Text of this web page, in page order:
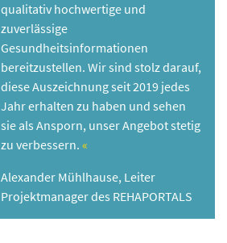
qualitativ hochwertige und
zuverlässige
Gesundheitsinformationen
bereitzustellen. Wir sind stolz darauf,
diese Auszeichnung seit 2019 jedes
Jahr erhalten zu haben und sehen
sie als Ansporn, unser Angebot stetig
zu verbessern.
Alexander Mühlhause, Leiter
Projektmanager des REHAPORTALS